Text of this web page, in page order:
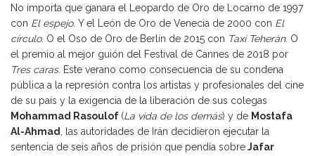
No importa que ganara el Leopardo de Oro de Locarno de 1997
con El espejo. Y el León de Oro de Venecia de 2000 con El
círculo. O el Oso de Oro de Berlín de 2015 con Taxi Teherán. O
el premio al mejor guión del Festival de Cannes de 2018 por
Tres caras. Este verano como consecuencia de su condena
pública a la represión contra los artistas y profesionales del cine
de su país y la exigencia de la liberación de sus colegas
Mohammad Rasoulof (La vida de los demás) y de Mostafa
Al-Ahmad
, las autoridades de Irán decidieron ejecutar la
sentencia de seis años de prisión que pendía sobreJafar